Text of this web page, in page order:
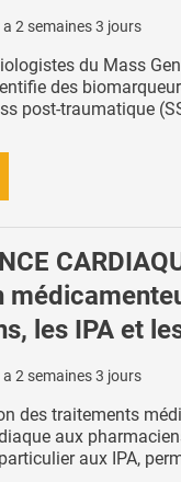
a 2 semaines 3 jours
du Mass
des
post-traumatique
les IPA et
a 2 semaines 3 jours
des traitements
aux
aux IPA,